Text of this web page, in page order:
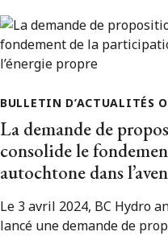
BULLETIN D’ACTUALITÉS
La demande de
consolide le
autochtone dans
Le 3 avril 2024, BC Hydro
lancé une demande de